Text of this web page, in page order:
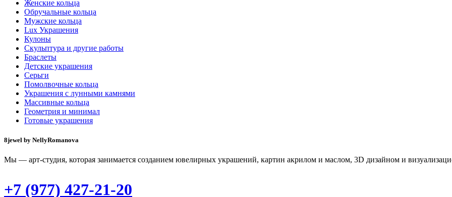
Женские кольца
Обручальные кольца
Мужские кольца
Lux Украшения
Кулоны
Скульптура и другие работы
Браслеты
Детские украшения
Серьги
Помолвочные кольца
Украшения с лунными камнями
Массивные кольца
Геометрия и минимал
Готовые украшения
8jewel by NellyRomanova
Мы — арт-студия, которая занимается созданием ювелирных украшений, картин акрилом и маслом, 3D дизайном и
+7 (977) 427-21-20